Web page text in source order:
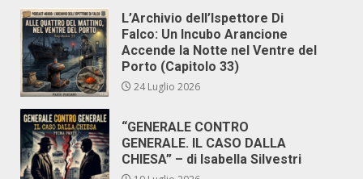
L’Archivio dell’Ispettore Di
Falco: Un Incubo Arancione
Accende la Notte nel Ventre del
Porto (Capitolo 33)
24 Luglio 2026
“GENERALE CONTRO
GENERALE. IL CASO DALLA
CHIESA” – di Isabella Silvestri